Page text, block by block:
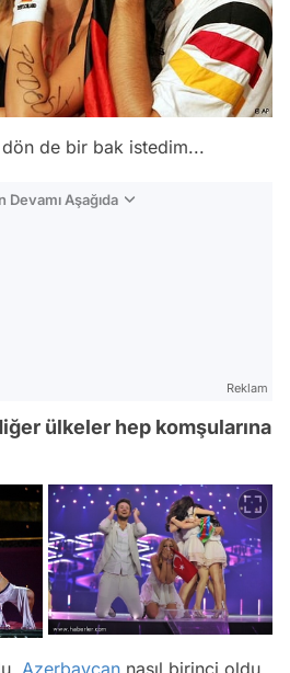
de bir bak istedim...
Devamı Aşağıda
Reklam
ülkeler hep komşularına
Azerbaycan nasıl birinci oldu